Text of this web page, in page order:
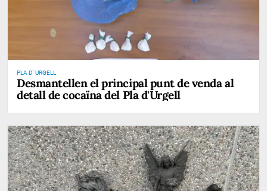
PLA D' URGELL
Desmantellen el principal punt de venda al
detall de cocaïna del Pla d'Urgell